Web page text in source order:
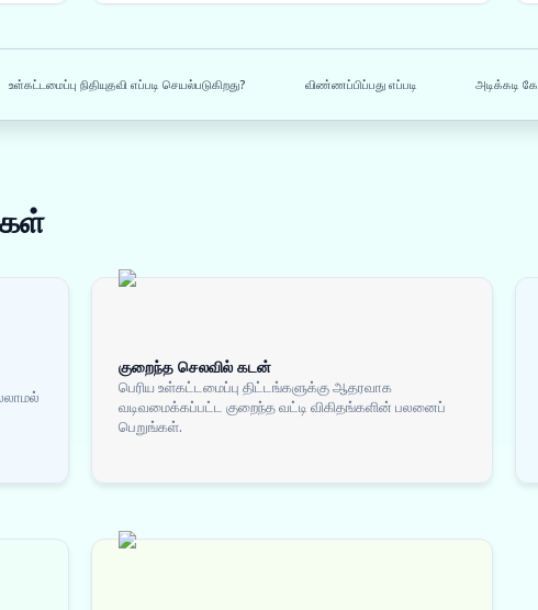
உள்கட்டமைப்பு நிதியுதவி எப்படி செயல்படுகிறது? விண்ணப்பிப்பது எப்படி அடிக்கடி
குறைந்த செலவில் கடன்
பெரிய உள்கட்டமைப்பு திட்டங்களுக்கு ஆதரவாக
வடிவமைக்கப்பட்ட குறைந்த வட்டி விகிதங்களின் பலனைப்
பெறுங்கள்.